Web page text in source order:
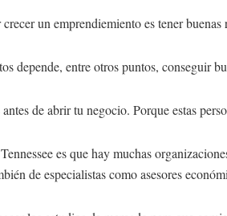
un emprendiemiento es tener
depende, entre otros puntos, conseguir
de abrir tu negocio. Porque estas
es que hay muchas
de especialistas como asesores